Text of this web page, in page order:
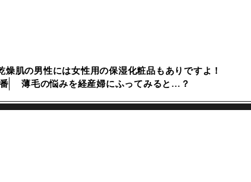
燥肌の男性には女性用の保湿化粧品もありですよ！
薄毛の悩みを経産婦にふってみると…？